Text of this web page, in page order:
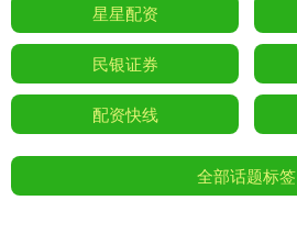
星星配资
民银证券
配资快线
全部话题标签